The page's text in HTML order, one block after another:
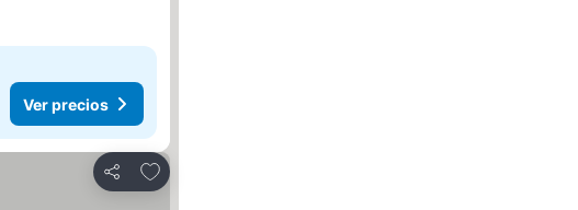
Ver precios
Compartir
Añadir a favoritos